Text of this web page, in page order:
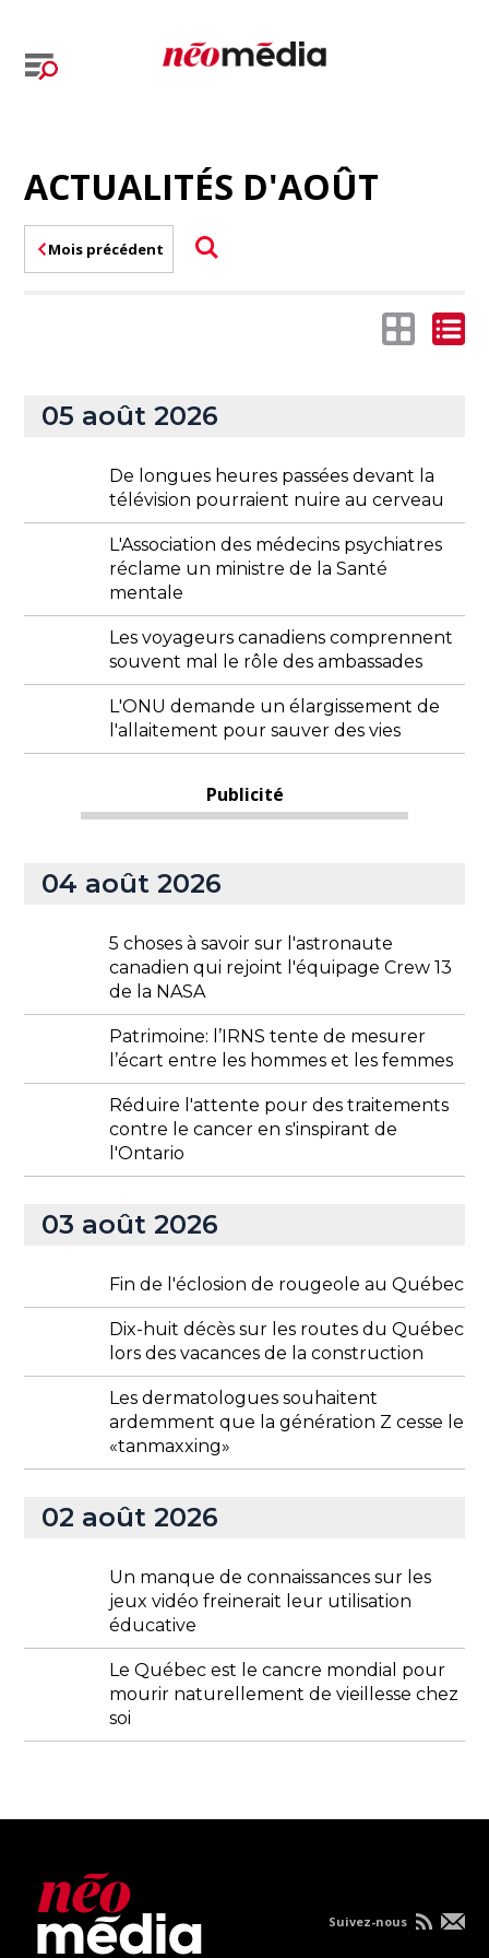
ACTUALITÉS D'AOÛT
Mois précédent
05 août 2026
De longues heures passées devant la
télévision pourraient nuire au cerveau
L'Association des médecins psychiatres
réclame un ministre de la Santé
mentale
Les voyageurs canadiens comprennent
souvent mal le rôle des ambassades
L'ONU demande un élargissement de
l'allaitement pour sauver des vies
Publicité
04 août 2026
5 choses à savoir sur l'astronaute
canadien qui rejoint l'équipage Crew 13
de la NASA
Patrimoine: l’IRNS tente de mesurer
l’écart entre les hommes et les femmes
Réduire l'attente pour des traitements
contre le cancer en s'inspirant de
l'Ontario
03 août 2026
Fin de l'éclosion de rougeole au Québec
Dix-huit décès sur les routes du Québec
lors des vacances de la construction
Les dermatologues souhaitent
ardemment que la génération Z cesse le
«tanmaxxing»
02 août 2026
Un manque de connaissances sur les
jeux vidéo freinerait leur utilisation
éducative
Le Québec est le cancre mondial pour
mourir naturellement de vieillesse chez
soi
Suivez-nous